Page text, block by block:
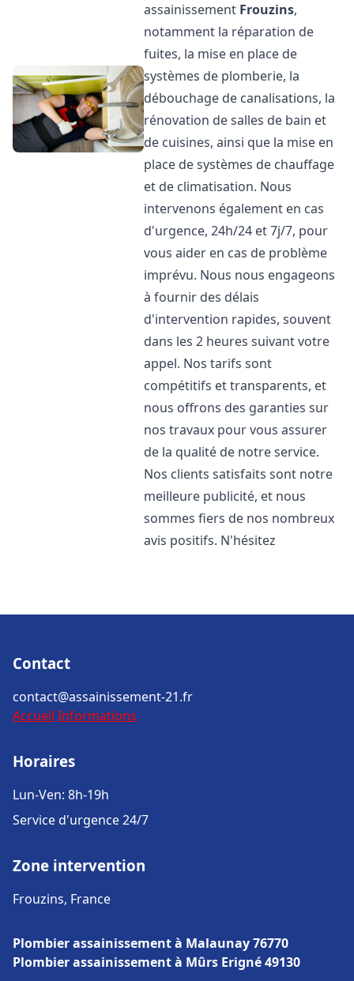
assainissement Frouzins,
notamment la réparation de
fuites, la mise en place de
systèmes de plomberie, la
débouchage de canalisations, la
rénovation de salles de bain et
de cuisines, ainsi que la mise en
place de systèmes de chauffage
et de climatisation. Nous
intervenons également en cas
d'urgence, 24h/24 et 7j/7, pour
vous aider en cas de problème
imprévu. Nous nous engageons
à fournir des délais
d'intervention rapides, souvent
dans les 2 heures suivant votre
appel. Nos tarifs sont
compétitifs et transparents, et
nous offrons des garanties sur
nos travaux pour vous assurer
de la qualité de notre service.
Nos clients satisfaits sont notre
meilleure publicité, et nous
sommes fiers de nos nombreux
avis positifs. N'hésitez
Contact
contact@assainissement-21.fr
Accueil Informations
Horaires
Lun-Ven: 8h-19h
Service d'urgence 24/7
Zone intervention
Frouzins, France
Plombier assainissement à Malaunay 76770
Plombier assainissement à Mûrs Erigné 49130